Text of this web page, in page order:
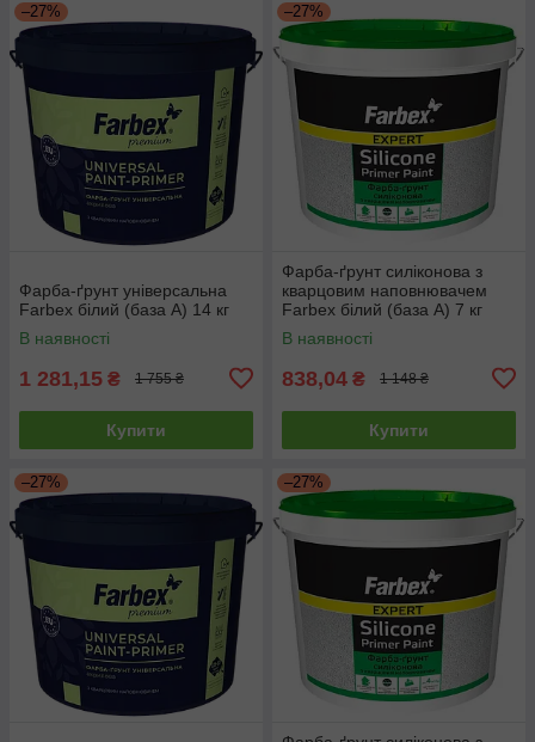
–27%
Фарба-ґрунт універсальна
Farbex білий (база А) 14 кг
В наявності
1 281,15 ₴ 1 755 ₴
Купити
–27%
Фарба-ґрунт силіконова з
кварцовим наповнювачем
Farbex білий (база А) 7 кг
В наявності
838,04 ₴ 1 148 ₴
Купити
–27% –27%